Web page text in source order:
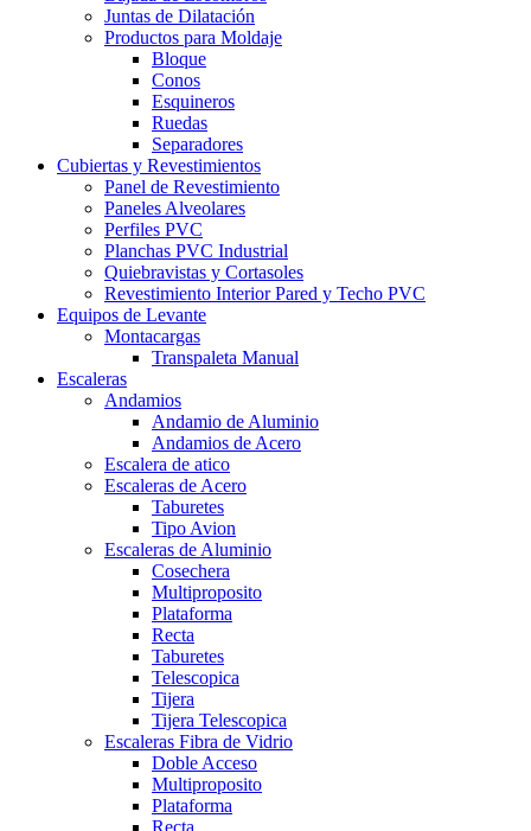
Juntas de Dilatación
Productos para Moldaje
Bloque
Conos
Esquineros
Ruedas
Separadores
Cubiertas y Revestimientos
Panel de Revestimiento
Paneles Alveolares
Perfiles PVC
Planchas PVC Industrial
Quiebravistas y Cortasoles
Revestimiento Interior Pared y Techo PVC
Equipos de Levante
Montacargas
Transpaleta Manual
Escaleras
Andamios
Andamio de Aluminio
Andamios de Acero
Escalera de atico
Escaleras de Acero
Taburetes
Tipo Avion
Escaleras de Aluminio
Cosechera
Multiproposito
Plataforma
Recta
Taburetes
Telescopica
Tijera
Tijera Telescopica
Escaleras Fibra de Vidrio
Doble Acceso
Multiproposito
Plataforma
Recta